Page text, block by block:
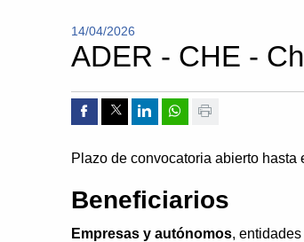
14/04/2026
ADER - CHE -
Compartir por Facebook
Compartir por Twitter
Compartir por Linkedin
Compartir por
Plazo de convocatoria abierto hasta
Beneficiarios
Empresas y autónomos,